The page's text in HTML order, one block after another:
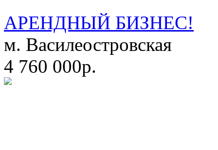
АРЕНДНЫЙ БИЗНЕС!
м. Василеостровская
4 760 000р.